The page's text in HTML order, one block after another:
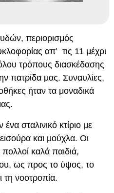
περιορισμός
απ’ τις 11 μέχρι
τρόπους διασκέδασης
πατρίδα μας. Συναυλίες,
ήταν τα μοναδικά
σταλινικό κτίριο με
και μούχλα. Οι
καλά παιδιά,
ως προς το ύψος, το
νοοτροπία.